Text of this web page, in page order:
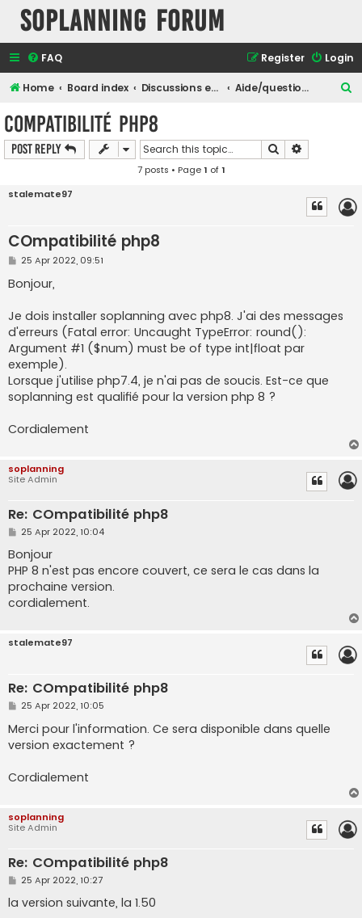
SOPlanning Forum
FAQ Login
Register
Home Board index Discussions en Français Aide/question sur l'utilisation de SOPlanning
COmpatibilité php8
Post Reply Search
7 posts • Page1 of1
stalemate97
COmpatibilité php8
P
s
t
25 Apr 2022, 09:51
Bonjour,
Je dois installer soplanning avec php8. J'ai des messages
d'erreurs (Fatal error: Uncaught TypeError: round():
Argument #1 ($num) must be of type int|float par
exemple).
Lorsque j'utilise php7.4, je n'ai pas de soucis. Est-ce que
soplanning est qualifié pour la version php 8 ?
Cordialement
soplanning
Site Admin
Re: COmpatibilité php8
P
s
t
25 Apr 2022, 10:04
Bonjour
PHP 8 n'est pas encore couvert, ce sera le cas dans la
prochaine version.
cordialement.
stalemate97
Re: COmpatibilité php8
P
s
t
25 Apr 2022, 10:05
Merci pour l'information. Ce sera disponible dans quelle
version exactement ?
Cordialement
soplanning
Site Admin
Re: COmpatibilité php8
P
s
t
25 Apr 2022, 10:27
la version suivante, la 1.50